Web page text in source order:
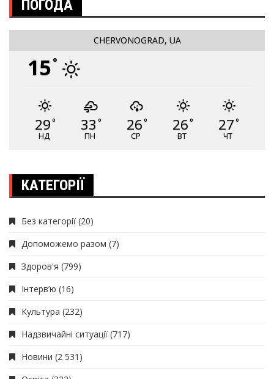
ПОГОДА
CHERVONOGRAD, UA
15°
29°
НД
33 °
ПН
26°
СР
26°
ВТ
27°
ЧТ
КАТЕГОРІЇ
Без категорії (20)
Допоможемо разом (7)
Здоров'я (799)
Інтерв’ю (16)
Культура (232)
Надзвичайні ситуації (717)
Новини (2 531)